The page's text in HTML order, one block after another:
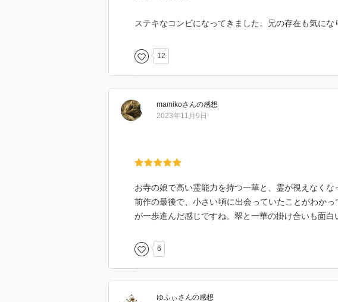
ステキなコンビになってきました。兄の存在も気にな
12
mamikoさんの感想
2023年11月9日
お寺の娘で高い霊能力を持つ一華と、霊が視えなくな
前作の最後で、小さい頃に出会っていたことがわか
が一歩進んだ感じですね。翠と一華の掛け合いも面白
6
ゆふぃさんの感想